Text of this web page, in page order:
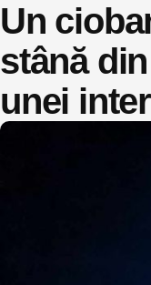
Un
stână
unei